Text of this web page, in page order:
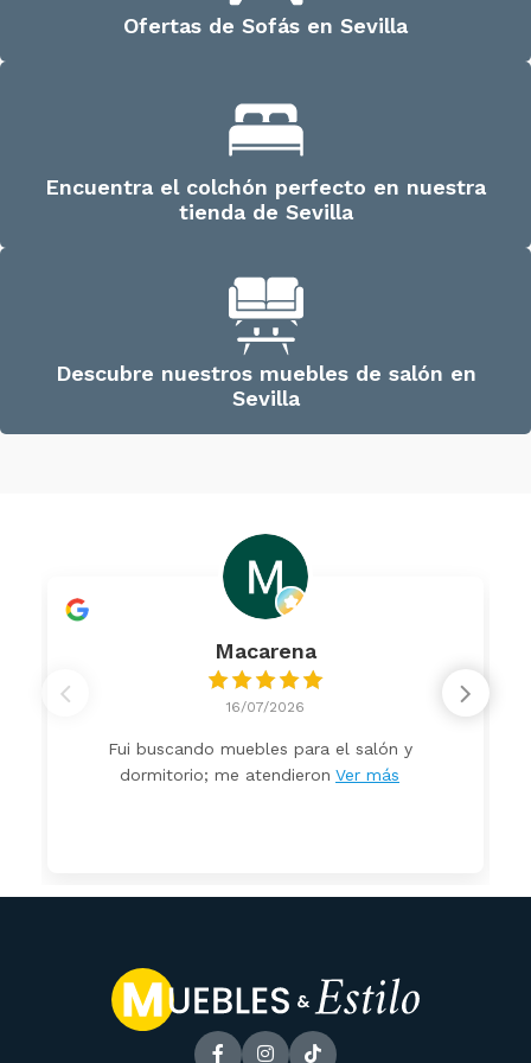
Ofertas de Sofás en Sevilla
Encuentra el colchón perfecto en nuestra
tienda de Sevilla
Descubre nuestros muebles de salón en
Sevilla
Macarena
16/07/2026
Fui buscando muebles para el salón y
dormitorio; me atendieron Ver más